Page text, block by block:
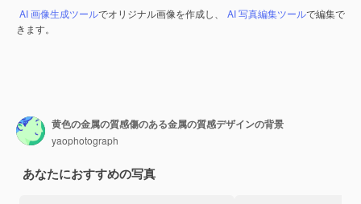
AI 画像生成ツールでオリジナル画像を作成し、 AI 写真編集ツールで編集で
きます。
黄色の金属の質感傷のある金属の質感デザインの背景
yaophotograph
あなたにおすすめの写真